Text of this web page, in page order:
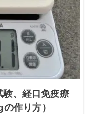
験、経口免疫療
作り方）